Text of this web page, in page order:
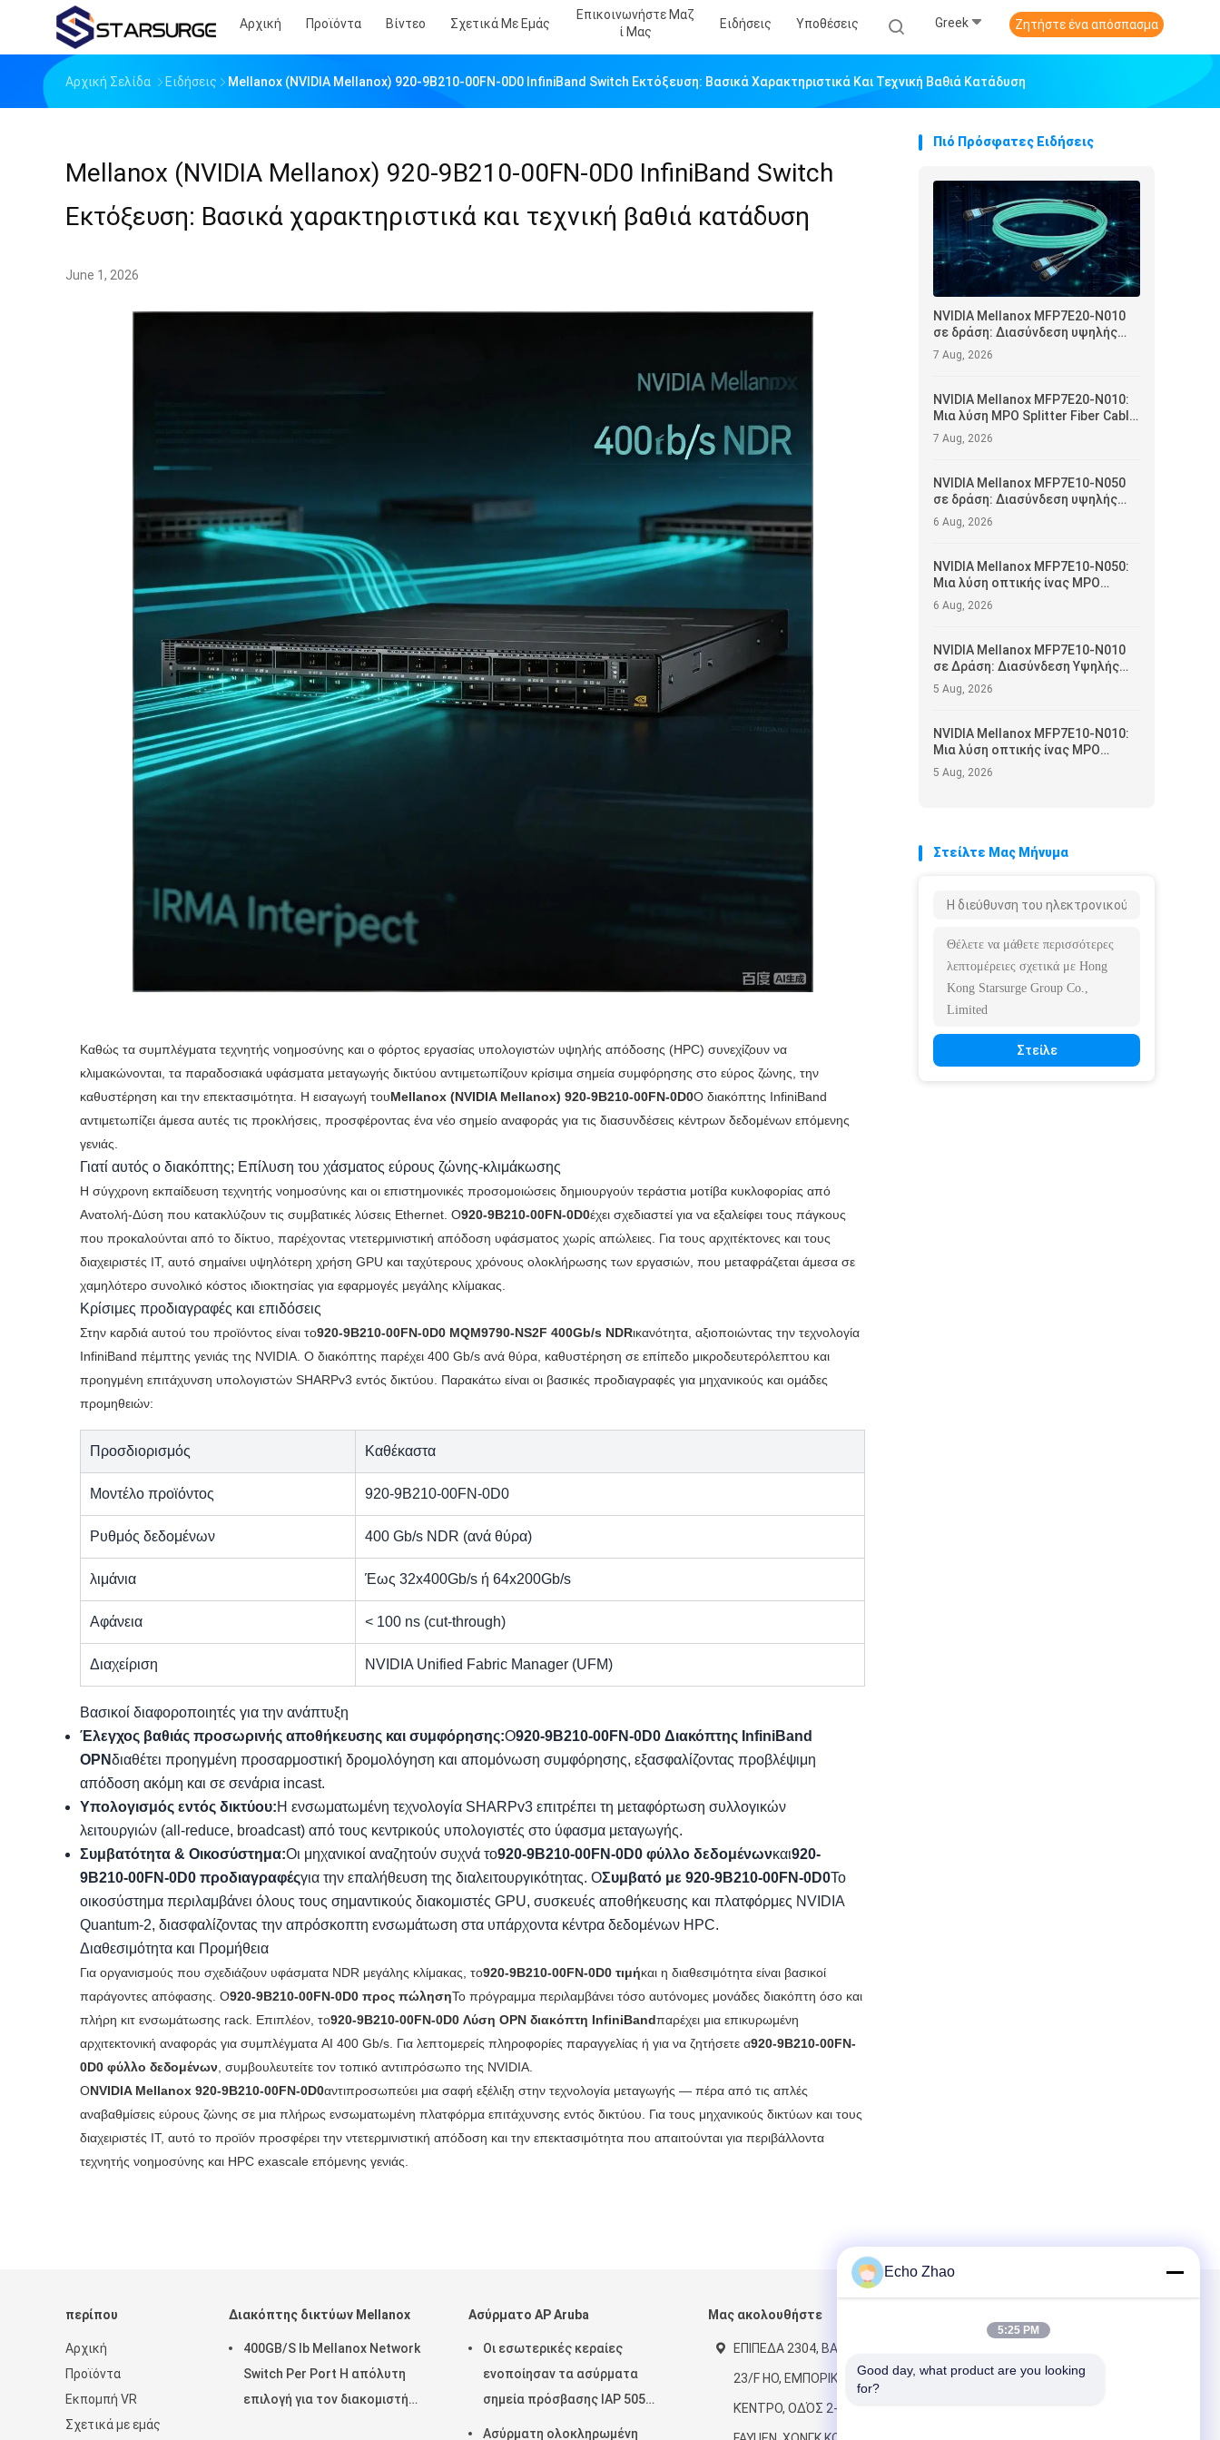
Αρχική Προϊόντα Βίντεο Σχετικά Με Εμάς
Επικοινωνήστε Μαζ
Ί Μας
Ειδήσεις Υποθέσεις Greek Ζητήστε ένα απόσπασμα
Αρχική Σελίδα Ειδήσεις Mellanox (NVIDIA Mellanox) 920-9B210-00FN-0D0 InfiniBand Switch Εκτόξευση: Βασικά Χαρακτηριστικά Και Τεχνική Βαθιά Κατάδυση
Mellanox (NVIDIA Mellanox) 920-9B210-00FN-0D0 InfiniBand Switch
Εκτόξευση: Βασικά χαρακτηριστικά και τεχνική βαθιά κατάδυση
June 1, 2026
Καθώς τα συμπλέγματα τεχνητής νοημοσύνης και ο φόρτος εργασίας υπολογιστών υψηλής απόδοσης (HPC) συνεχίζουν να
κλιμακώνονται, τα παραδοσιακά υφάσματα μεταγωγής δικτύου αντιμετωπίζουν κρίσιμα σημεία συμφόρησης στο εύρος ζώνης, την
καθυστέρηση και την επεκτασιμότητα. Η εισαγωγή τουMellanox (NVIDIA Mellanox) 920-9B210-00FN-0D0Ο διακόπτης InfiniBand
αντιμετωπίζει άμεσα αυτές τις προκλήσεις, προσφέροντας ένα νέο σημείο αναφοράς για τις διασυνδέσεις κέντρων δεδομένων επόμενης
γενιάς.
Γιατί αυτός ο διακόπτης; Επίλυση του χάσματος εύρους ζώνης-κλιμάκωσης
Η σύγχρονη εκπαίδευση τεχνητής νοημοσύνης και οι επιστημονικές προσομοιώσεις δημιουργούν τεράστια μοτίβα κυκλοφορίας από
Ανατολή-Δύση που κατακλύζουν τις συμβατικές λύσεις Ethernet. Ο920-9B210-00FN-0D0έχει σχεδιαστεί για να εξαλείφει τους πάγκους
που προκαλούνται από το δίκτυο, παρέχοντας ντετερμινιστική απόδοση υφάσματος χωρίς απώλειες. Για τους αρχιτέκτονες και τους
διαχειριστές IT, αυτό σημαίνει υψηλότερη χρήση GPU και ταχύτερους χρόνους ολοκλήρωσης των εργασιών, που μεταφράζεται άμεσα σε
χαμηλότερο συνολικό κόστος ιδιοκτησίας για εφαρμογές μεγάλης κλίμακας.
Κρίσιμες προδιαγραφές και επιδόσεις
Στην καρδιά αυτού του προϊόντος είναι το920-9B210-00FN-0D0 MQM9790-NS2F 400Gb/s NDRικανότητα, αξιοποιώντας την τεχνολογία
InfiniBand πέμπτης γενιάς της NVIDIA. Ο διακόπτης παρέχει 400 Gb/s ανά θύρα, καθυστέρηση σε επίπεδο μικροδευτερόλεπτου και
προηγμένη επιτάχυνση υπολογιστών SHARPv3 εντός δικτύου. Παρακάτω είναι οι βασικές προδιαγραφές για μηχανικούς και ομάδες
προμηθειών:
Προσδιορισμός Καθέκαστα
Μοντέλο προϊόντος 920-9B210-00FN-0D0
Ρυθμός δεδομένων 400 Gb/s NDR (ανά θύρα)
λιμάνια Έως 32x400Gb/s ή 64x200Gb/s
Αφάνεια < 100 ns (cut-through)
Διαχείριση NVIDIA Unified Fabric Manager (UFM)
Βασικοί διαφοροποιητές για την ανάπτυξη
Έλεγχος βαθιάς προσωρινής αποθήκευσης και συμφόρησης:Ο920-9B210-00FN-0D0 Διακόπτης InfiniBand
OPNδιαθέτει προηγμένη προσαρμοστική δρομολόγηση και απομόνωση συμφόρησης, εξασφαλίζοντας προβλέψιμη
απόδοση ακόμη και σε σενάρια incast.
Υπολογισμός εντός δικτύου:Η ενσωματωμένη τεχνολογία SHARPv3 επιτρέπει τη μεταφόρτωση συλλογικών
λειτουργιών (all-reduce, broadcast) από τους κεντρικούς υπολογιστές στο ύφασμα μεταγωγής.
Συμβατότητα & Οικοσύστημα:Οι μηχανικοί αναζητούν συχνά το920-9B210-00FN-0D0 φύλλο δεδομένωνκαι920-
9B210-00FN-0D0 προδιαγραφέςγια την επαλήθευση της διαλειτουργικότητας. ΟΣυμβατό με 920-9B210-00FN-0D0Το
οικοσύστημα περιλαμβάνει όλους τους σημαντικούς διακομιστές GPU, συσκευές αποθήκευσης και πλατφόρμες NVIDIA
Quantum-2, διασφαλίζοντας την απρόσκοπτη ενσωμάτωση στα υπάρχοντα κέντρα δεδομένων HPC.
Διαθεσιμότητα και Προμήθεια
Για οργανισμούς που σχεδιάζουν υφάσματα NDR μεγάλης κλίμακας, το920-9B210-00FN-0D0 τιμήκαι η διαθεσιμότητα είναι βασικοί
παράγοντες απόφασης. Ο920-9B210-00FN-0D0 προς πώλησηΤο πρόγραμμα περιλαμβάνει τόσο αυτόνομες μονάδες διακόπτη όσο και
πλήρη κιτ ενσωμάτωσης rack. Επιπλέον, το920-9B210-00FN-0D0 Λύση OPN διακόπτη InfiniBandπαρέχει μια επικυρωμένη
αρχιτεκτονική αναφοράς για συμπλέγματα AI 400 Gb/s. Για λεπτομερείς πληροφορίες παραγγελίας ή για να ζητήσετε α920-9B210-00FN-
0D0 φύλλο δεδομένων , συμβουλευτείτε τον τοπικό αντιπρόσωπο της NVIDIA.
ΟNVIDIA Mellanox 920-9B210-00FN-0D0αντιπροσωπεύει μια σαφή εξέλιξη στην τεχνολογία μεταγωγής — πέρα ​​από τις απλές
αναβαθμίσεις εύρους ζώνης σε μια πλήρως ενσωματωμένη πλατφόρμα επιτάχυνσης εντός δικτύου. Για τους μηχανικούς δικτύων και τους
διαχειριστές IT, αυτό το προϊόν προσφέρει την ντετερμινιστική απόδοση και την επεκτασιμότητα που απαιτούνται για περιβάλλοντα
τεχνητής νοημοσύνης και HPC exascale επόμενης γενιάς.
Πιό Πρόσφατες Ειδήσεις
NVIDIA Mellanox MFP7E20-N010
σε δράση: Διασύνδεση υψηλής
αξιοπιστίας και λειτουργική
βελτιστοποίηση για κέντρα
7 Aug, 2026
NVIDIA Mellanox MFP7E20-N010:
Μια λύση MPO Splitter Fiber Cable
για εφαρμογές 400G/NDR
7 Aug, 2026
NVIDIA Mellanox MFP7E10-N050
σε δράση: Διασύνδεση υψηλής
αξιοπιστίας και λειτουργική
βελτιστοποίηση για κέντρα
6 Aug, 2026
NVIDIA Mellanox MFP7E10-N050:
Μια λύση οπτικής ίνας MPO
μήκους 50 μέτρων για δίκτυα
κέντρων δεδομένων 400G/NDR
6 Aug, 2026
NVIDIA Mellanox MFP7E10-N010
σε Δράση: Διασύνδεση Υψηλής
Αξιοπιστίας και Βελτιστοποίηση
Λειτουργίας για Κέντρα
5 Aug, 2026
NVIDIA Mellanox MFP7E10-N010:
Μια λύση οπτικής ίνας MPO
μήκους 10 μέτρων για δίκτυα
κέντρων δεδομένων 400G/NDR
5 Aug, 2026
Στείλτε Μας Μήνυμα
Στείλε
περίπου
Αρχική
Προϊόντα
Εκπομπή VR
Σχετικά με εμάς
Διακόπτης δικτύων Mellanox
400GB/S Ib Mellanox Network
Switch Per Port Η απόλυτη
επιλογή για τον διακομιστή
Ασύρματο AP Aruba
Οι εσωτερικές κεραίες
ενοποίησαν τα ασύρματα
σημεία πρόσβασης IAP 505
(RW) 2x2 της Αρούμπα
Ασύρματη ολοκληρωμένη
Μας ακολουθήστε
ΕΠΙΠΕΔΑ 2304, ΒΑΣΙΛΙΆΣ
23/F HO, ΕΜΠΟΡΙΚΌ
ΚΈΝΤΡΟ, ΟΔΌΣ 2-16
Echo Zhao
5:25 PM
Good day, what product are you looking
for?